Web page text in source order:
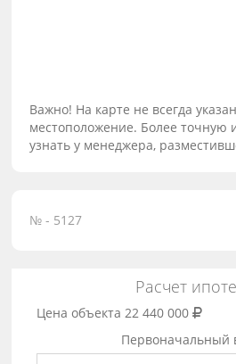
Важно! На карте не всегда
местоположение. Более
узнать у менеджера,
№ - 5127
Расчет
Цена объекта 22 440 000
Первоначальный